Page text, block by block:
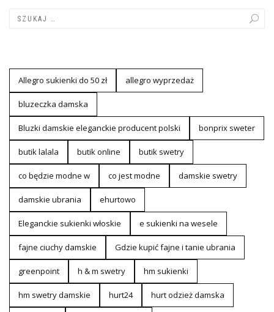
Allegro sukienki do 50 zł allegro wyprzedaż
bluzeczka damska
Bluzki damskie eleganckie producent polski bonprix sweter
butik lalala butik online butik swetry
co będzie modne w co jest modne damskie swetry
damskie ubrania ehurtowo
Eleganckie sukienki włoskie e sukienki na wesele
fajne ciuchy damskie Gdzie kupić fajne i tanie ubrania
greenpoint h & m swetry hm sukienki
hm swetry damskie hurt24 hurt odzież damska